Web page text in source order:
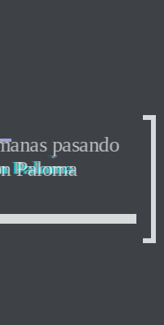
pasando
Paloma
pasando
Paloma
pasando
Paloma